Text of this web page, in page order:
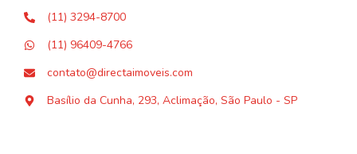
(11) 3294-8700
(11) 96409-4766
contato@directaimoveis.com
Basílio da Cunha, 293, Aclimação, São Paulo - SP